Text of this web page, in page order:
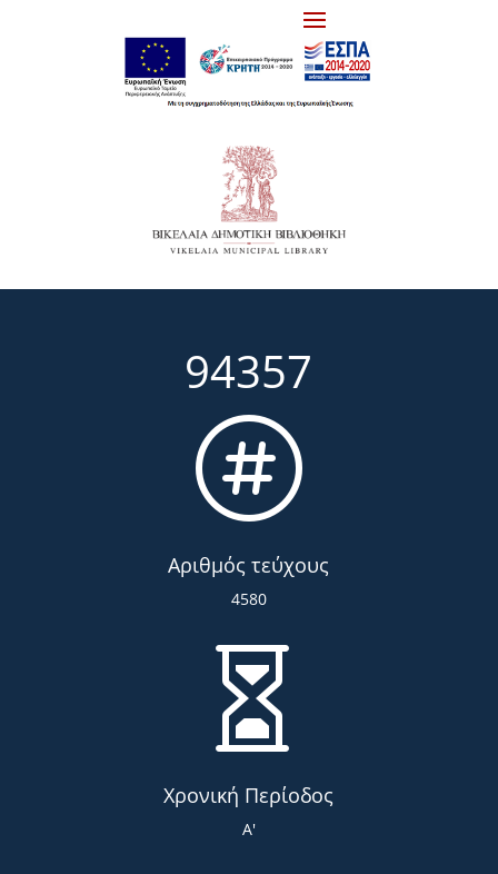
94357

Αριθμός τεύχους
4580

Χρονική Περίοδος
Α'